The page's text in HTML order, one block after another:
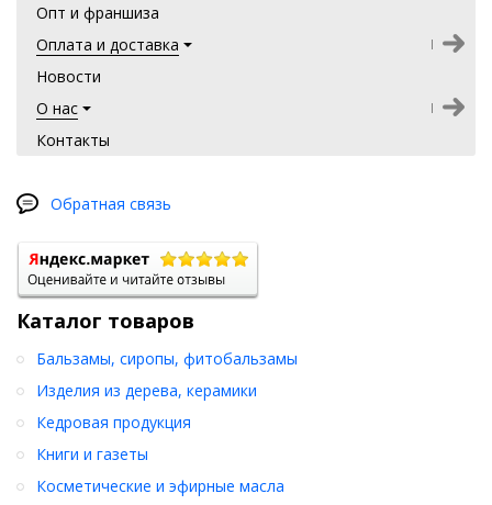
Опт и франшиза
Оплата и доставка
Новости
О нас
Контакты
Обратная связь
Каталог товаров
Бальзамы, сиропы, фитобальзамы
Изделия из дерева, керамики
Кедровая продукция
Книги и газеты
Косметические и эфирные масла